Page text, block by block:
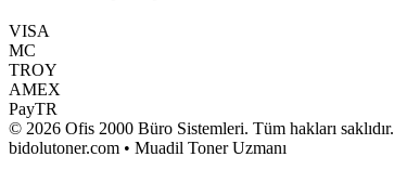
VISA
MC
TROY
AMEX
PayTR
© 2026 Ofis 2000 Büro Sistemleri. Tüm hakları saklıdır.
bidolutoner.com • Muadil Toner Uzmanı